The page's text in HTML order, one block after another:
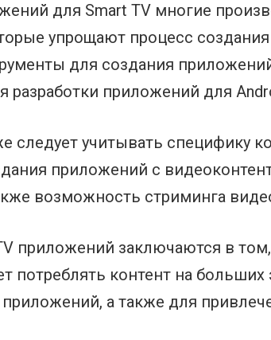
для Smart TV многие
упрощают процесс
для создания
разработки приложений для
следует учитывать специфику
приложений с
возможность стриминга
приложений заключаются в
потреблять контент на
а также для